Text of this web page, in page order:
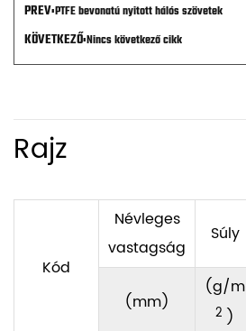
PREV:PTFE bevonatú nyitott hálós szövetek
KÖVETKEZŐ:Nincs következő cikk
Rajz
Kód
Névleges
vastagság
Súly
(mm)
(g/m
2 )